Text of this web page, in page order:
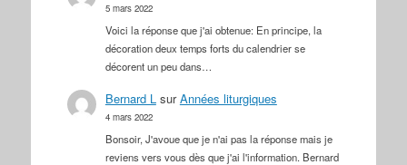
5 mars 2022
Voici la réponse que j'ai obtenue: En principe, la
décoration deux temps forts du calendrier se
décorent un peu dans…
Bernard L surAnnées liturgiques
4 mars 2022
Bonsoir, J'avoue que je n'ai pas la réponse mais je
reviens vers vous dès que j'ai l'information. Bernard